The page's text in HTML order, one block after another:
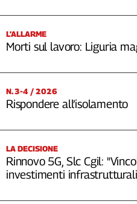
L’ALLARME
Morti sul lavoro: Liguria
N. 3-4 / 2026
Rispondere all’isolamento
LA DECISIONE
Rinnovo 5G, Slc Cgil:
investimenti